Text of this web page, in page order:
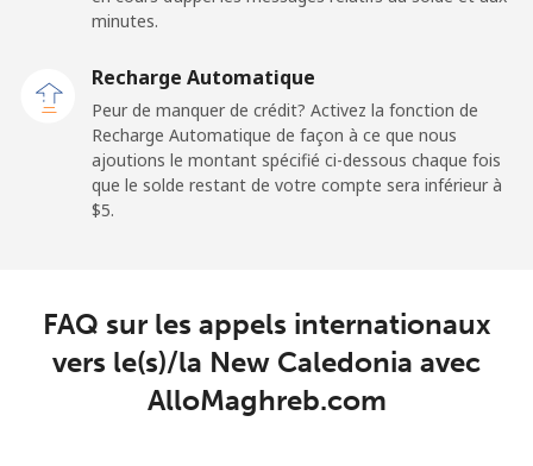
⁦6.9¢⁩
Nicaragua
Ligne fixe ⁦19.5¢⁩ 25 min pour ⁦$5⁩ -
Niger
Ligne fixe ⁦53.9¢⁩ 9 min pour ⁦$5⁩ -
minutes.
Recharge Automatique
Peur de manquer de crédit? Activez la fonction de
Recharge Automatique de façon à ce que nous
ajoutions le montant spécifié ci-dessous chaque fois
que le solde restant de votre compte sera inférieur à
⁦$5⁩.
FAQ sur les appels internationaux
vers le(s)/la New Caledonia avec
AlloMaghreb.com